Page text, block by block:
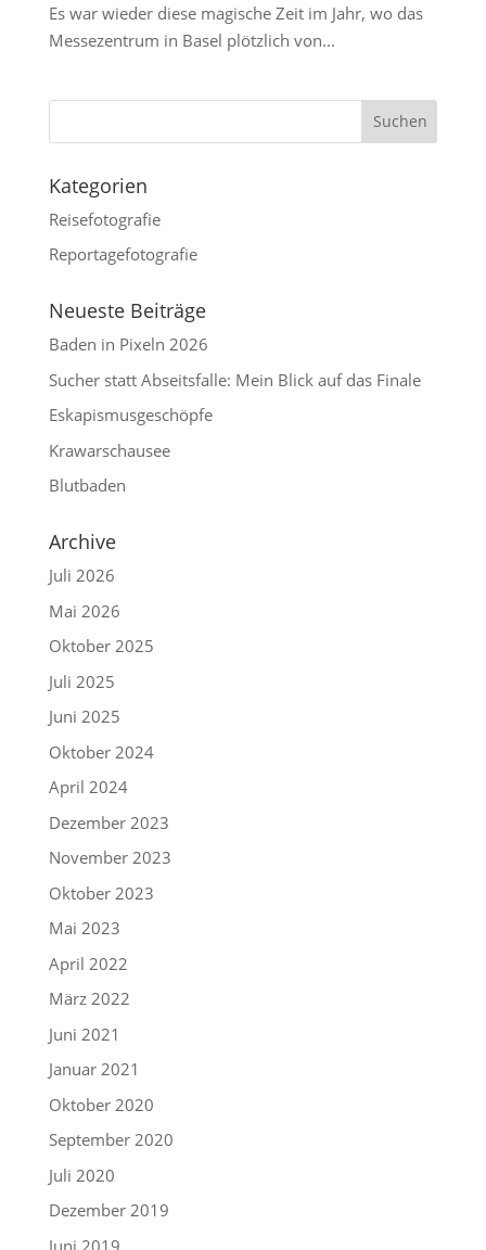
Es war wieder diese magische Zeit im Jahr, wo das
Messezentrum in Basel plötzlich von...
Kategorien
Reisefotografie
Reportagefotografie
Neueste Beiträge
Baden in Pixeln 2026
Sucher statt Abseitsfalle: Mein Blick auf das Finale
Eskapismusgeschöpfe
Krawarschausee
Blutbaden
Archive
Juli 2026
Mai 2026
Oktober 2025
Juli 2025
Juni 2025
Oktober 2024
April 2024
Dezember 2023
November 2023
Oktober 2023
Mai 2023
April 2022
März 2022
Juni 2021
Januar 2021
Oktober 2020
September 2020
Juli 2020
Dezember 2019
Juni 2019